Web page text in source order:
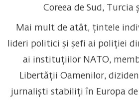
Coreea de Sud, Turcia
Mai mult de atât, țintele
lideri politici și șefi ai poliției
ai instituțiilor NATO,
Libertății Oamenilor,
jurnaliști stabiliți în Europa de